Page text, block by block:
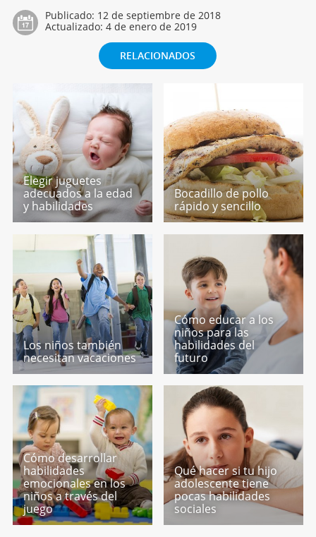
Publicado: 12 de septiembre de 2018
Actualizado: 4 de enero de 2019
RELACIONADOS
Elegir juguetes
adecuados a la edad
y habilidades
Bocadillo de pollo
rápido y sencillo
Los niños también
necesitan vacaciones
Cómo educar a los
niños para las
habilidades del
futuro
Cómo desarrollar
habilidades
emocionales en los
niños a través del
juego
Qué hacer si tu hijo
adolescente tiene
pocas habilidades
sociales